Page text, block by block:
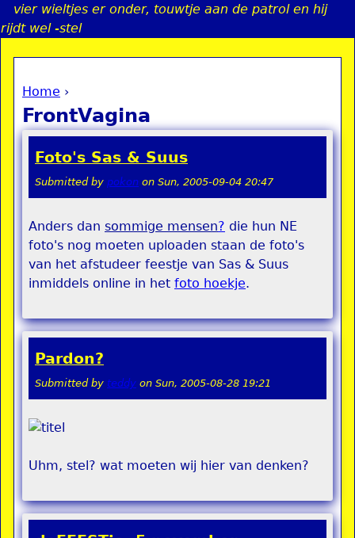
Jump to navigation
vier wieltjes er onder, touwtje aan de patrol en hij
rijdt wel -stel
You are here
Home ›
FrontVagina
Foto's Sas & Suus
Submitted by pokon on Sun, 2005-09-04 20:47
Anders dan sommige mensen? die hun NE
foto's nog moeten uploaden staan de foto's
van het afstudeer feestje van Sas & Suus
inmiddels online in het foto hoekje.
Pardon?
Submitted by teddy on Sun, 2005-08-28 19:21
Uhm, stel? wat moeten wij hier van denken?